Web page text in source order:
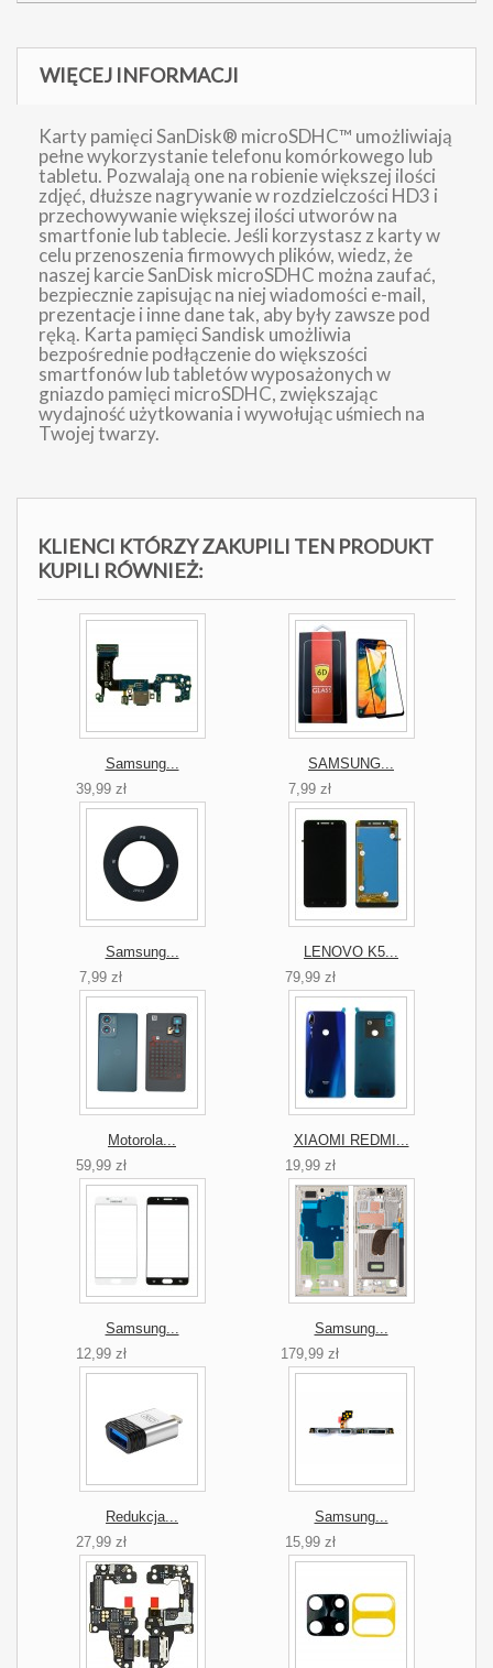
WIĘCEJ INFORMACJI
Karty pamięci SanDisk® microSDHC™ umożliwiają
pełne wykorzystanie telefonu komórkowego lub
tabletu. Pozwalają one na robienie większej ilości
zdjęć, dłuższe nagrywanie w rozdzielczości HD3 i
przechowywanie większej ilości utworów na
smartfonie lub tablecie. Jeśli korzystasz z karty w
celu przenoszenia firmowych plików, wiedz, że
naszej karcie SanDisk microSDHC można zaufać,
bezpiecznie zapisując na niej wiadomości e-mail,
prezentacje i inne dane tak, aby były zawsze pod
ręką. Karta pamięci Sandisk umożliwia
bezpośrednie podłączenie do większości
smartfonów lub tabletów wyposażonych w
gniazdo pamięci microSDHC, zwiększając
wydajność użytkowania i wywołując uśmiech na
Twojej twarzy.
KLIENCI KTÓRZY ZAKUPILI TEN PRODUKT
KUPILI RÓWNIEŻ:
Samsung...
39,99 zł
SAMSUNG...
7,99 zł
Samsung...
7,99 zł
LENOVO K5...
79,99 zł
Motorola...
59,99 zł
XIAOMI REDMI...
19,99 zł
Samsung...
12,99 zł
Samsung...
179,99 zł
Redukcja...
27,99 zł
Samsung...
15,99 zł